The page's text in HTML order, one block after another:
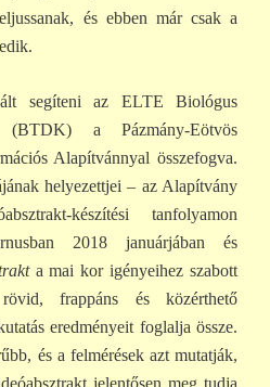
és ebben már csak a
segíteni az ELTE Biológus
(BTDK) a Pázmány-Eötvös
Alapítvánnyal összefogva.
helyezettjei – az Alapítvány
készítési tanfolyamon
2018 januárjában és
a mai kor igényeihez szabott
frappáns és közérthető
eredményeit foglalja össze.
és a felmérések azt mutatják,
jelentősen meg tudja